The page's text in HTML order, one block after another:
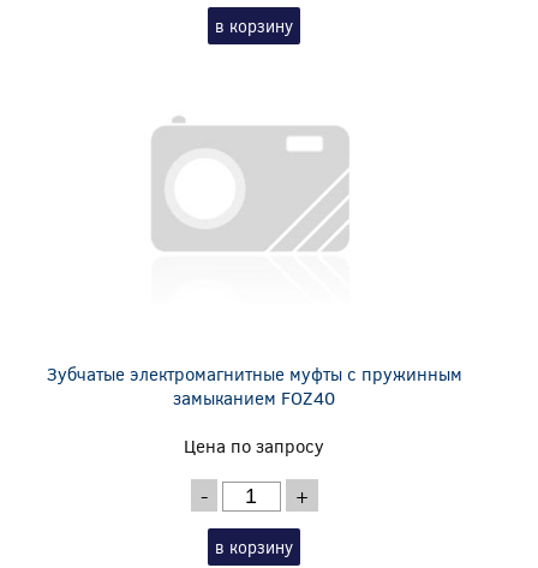
в корзину
Зубчатые электромагнитные муфты с пружинным
замыканием FOZ40
Цена по запросу
- +
в корзину